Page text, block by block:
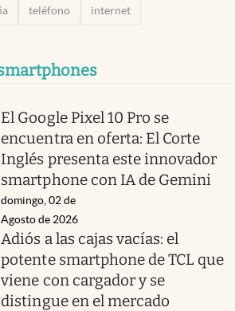
teléfono internet
El Google Pixel 10 Pro se
encuentra en oferta: El Corte
Inglés presenta este innovador
smartphone con IA de Gemini
domingo, 02 de
Agosto de 2026
Adiós a las cajas vacías: el
potente smartphone de TCL que
viene con cargador y se
distingue en el mercado